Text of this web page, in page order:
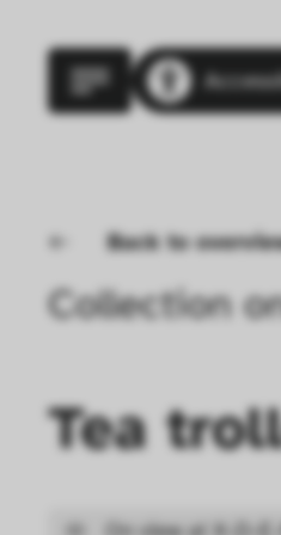
Back to
Collection
Tea